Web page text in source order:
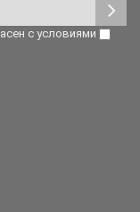
с условиями